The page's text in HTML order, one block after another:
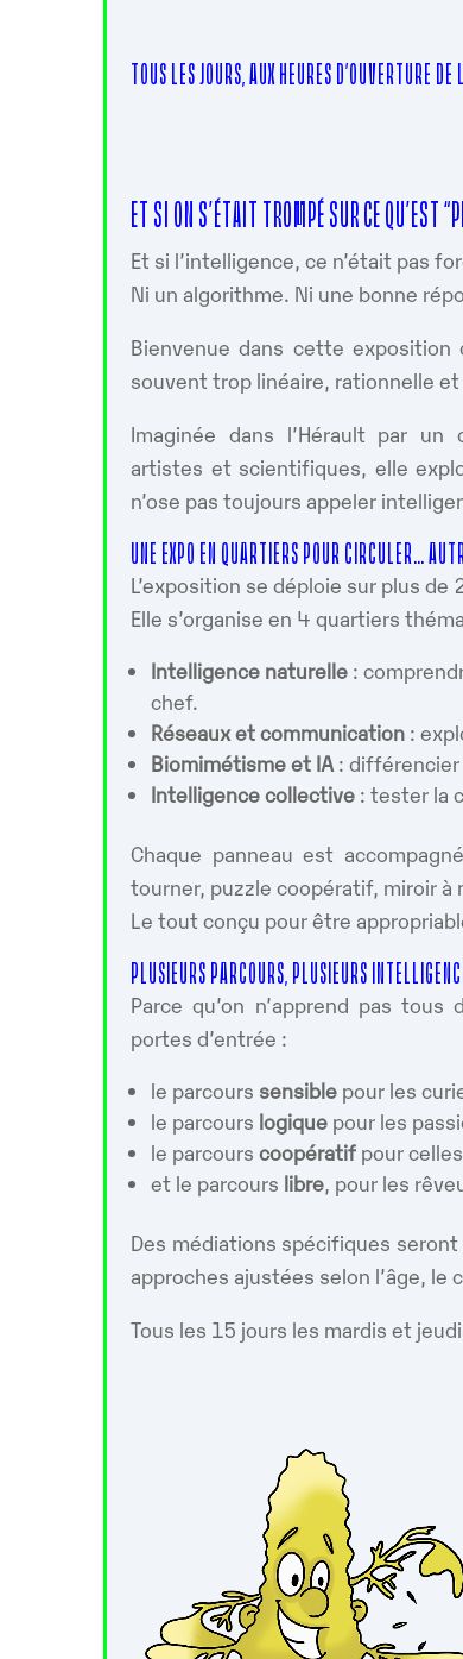
TOUS LES JOURS, AUX HEURES D’OUVERTURE DE
ET SI ON S’ÉTAIT TROMPÉ SUR CE QU’EST
Et si l’intelligence, ce n’était pas
Ni un algorithme. Ni une bonne
Bienvenue dans cette
souvent trop linéaire, rationnelle
Imaginée dans l’Hérault par un
artistes et scientifiques, elle
n’ose pas toujours appeler
UNE EXPO EN QUARTIERS POUR CIRCULER…
L’exposition se déploie sur plus de
Elle s’organise en 4 quartiers
Intelligence naturelle :
chef.
Réseaux et communication :
Biomimétisme et IA :
Intelligence collective : tester la
Chaque panneau est
tourner, puzzle coopératif, miroir
Le tout conçu pour être
PLUSIEURS PARCOURS, PLUSIEURS
Parce qu’on n’apprend pas
portes d’entrée :
le parcours sensible pour les
le parcours logique pour les
le parcourscoopératif pour
et le parcours libre, pour les
Des médiations spécifiques
approches ajustées selon l’âge,
Tous les 15 jours les mardis et